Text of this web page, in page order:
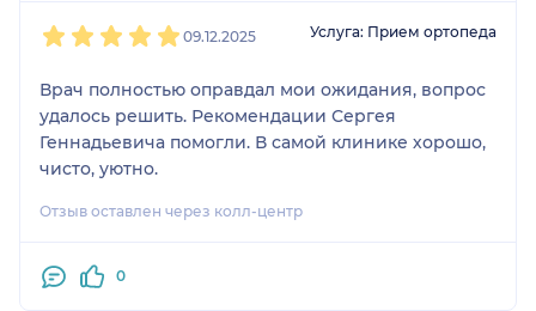
09.12.2025 Услуга: Прием ортопеда
Врач полностью оправдал мои ожидания, вопрос
удалось решить. Рекомендации Сергея
Геннадьевича помогли. В самой клинике хорошо,
чисто, уютно.
Отзыв оставлен через колл-центр
0